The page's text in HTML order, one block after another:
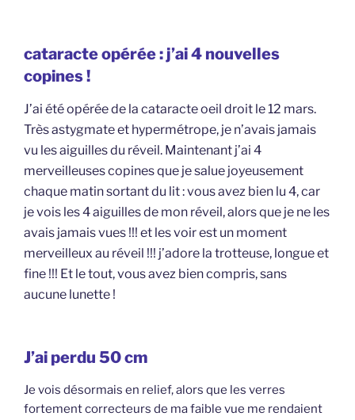
cataracte opérée : j’ai 4 nouvelles
copines !
J’ai été opérée de la cataracte oeil droit le 12 mars.
Très astygmate et hypermétrope, je n’avais jamais
vu les aiguilles du réveil. Maintenant j’ai 4
merveilleuses copines que je salue joyeusement
chaque matin sortant du lit : vous avez bien lu 4, car
je vois les 4 aiguilles de mon réveil, alors que je ne les
avais jamais vues !!! et les voir est un moment
merveilleux au réveil !!! j’adore la trotteuse, longue et
fine !!! Et le tout, vous avez bien compris, sans
aucune lunette !
J’ai perdu 50 cm
Je vois désormais en relief, alors que les verres
fortement correcteurs de ma faible vue me rendaient